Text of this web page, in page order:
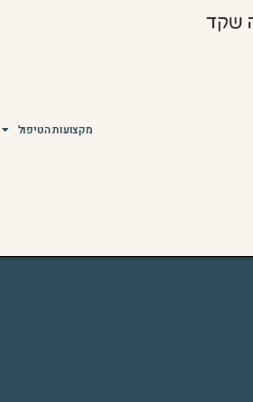
מקצועות הטיפול